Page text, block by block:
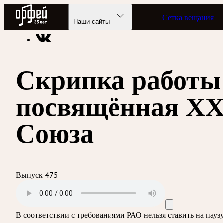
Радио Орфей
Наши сайты Сетка вещания
Радио классической музыки «Орфей» Программы в эфире
Скрипка
посвящённая
Союза
Выпуск 475
В соответствии с требованиями РАО нельзя ставить на